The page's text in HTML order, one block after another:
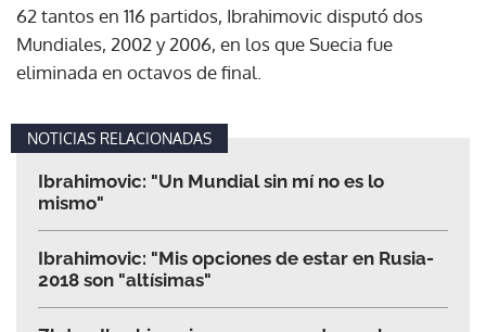
62 tantos en 116 partidos, Ibrahimovic disputó dos
Mundiales, 2002 y 2006, en los que Suecia fue
eliminada en octavos de final.
NOTICIAS RELACIONADAS
Ibrahimovic: "Un Mundial sin mí no es lo
mismo"
Ibrahimovic: "Mis opciones de estar en Rusia-
2018 son "altísimas"